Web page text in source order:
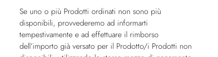
Se uno o più Prodotti ordinati non sono più
disponibili, provvederemo ad informarti
tempestivamente e ad effettuare il rimborso
dell’importo già versato per il Prodotto/i Prodotti non